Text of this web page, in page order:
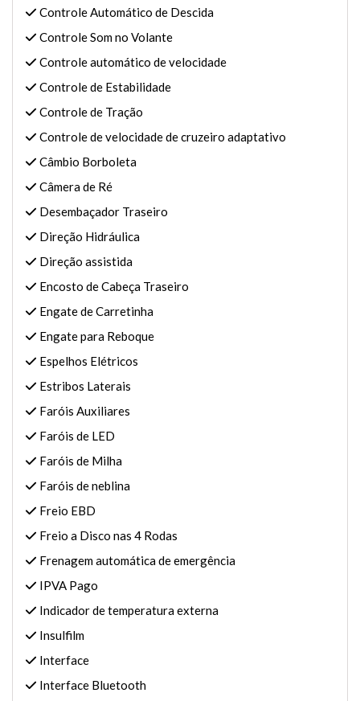
Controle Automático de Descida
Controle Som no Volante
Controle automático de velocidade
Controle de Estabilidade
Controle de Tração
Controle de velocidade de cruzeiro adaptativo
Câmbio Borboleta
Câmera de Ré
Desembaçador Traseiro
Direção Hidráulica
Direção assistida
Encosto de Cabeça Traseiro
Engate de Carretinha
Engate para Reboque
Espelhos Elétricos
Estribos Laterais
Faróis Auxiliares
Faróis de LED
Faróis de Milha
Faróis de neblina
Freio EBD
Freio a Disco nas 4 Rodas
Frenagem automática de emergência
IPVA Pago
Indicador de temperatura externa
Insulfilm
Interface
Interface Bluetooth